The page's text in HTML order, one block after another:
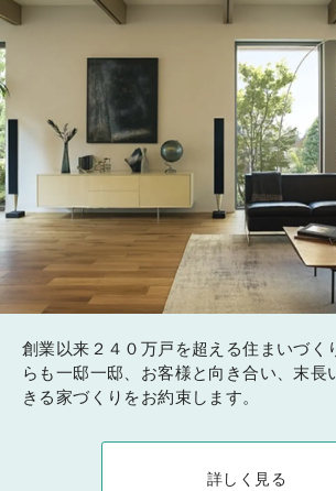
創業以来２４０万戸を超える住まいづく
らも一邸一邸、お客様と向き合い、末長
きる家づくりをお約束します。
詳しく見る